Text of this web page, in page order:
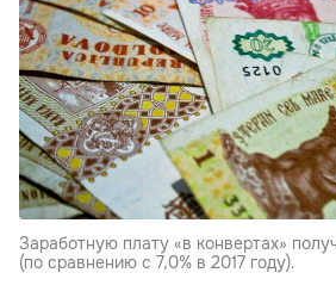
Заработную плату «в конвертах»
(по сравнению с 7,0% в 2017 году).